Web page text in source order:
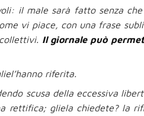
il male sarà fatto senza
vi piace, con una frase
Il giornale può
riferita.
scusa della eccessiva
rettifica; gliela chiedete? la